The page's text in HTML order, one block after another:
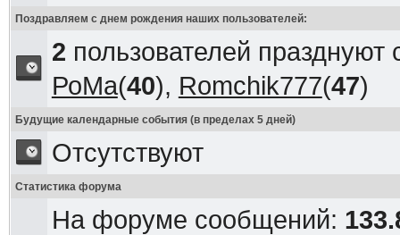
Поздравляем с днем рождения наших пользователей:
2 пользователей
РоМа(40), Romchik777(47)
Будущие календарные события (в пределах 5 дней)
Отсутствуют
Статистика форума
На форуме сообщений: